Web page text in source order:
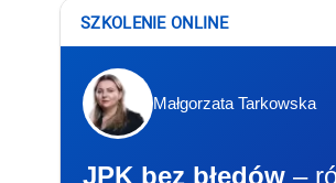
SZKOLENIE ONLINE
Małgorzata Tarkowska
JPK bez błędów –